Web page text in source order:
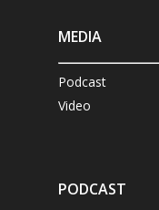
MEDIA
Podcast
Video
PODCAST